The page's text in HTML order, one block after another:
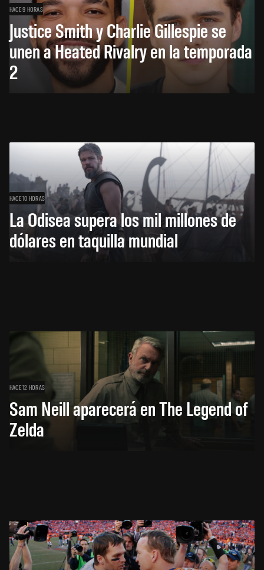
HACE 9 HORAS
Justice Smith y Charlie Gillespie se
unen a Heated Rivalry en la temporada
2
HACE 10 HORAS
La Odisea supera los mil millones de
dólares en taquilla mundial
HACE 12 HORAS
Sam Neill aparecerá en The Legend of
Zelda